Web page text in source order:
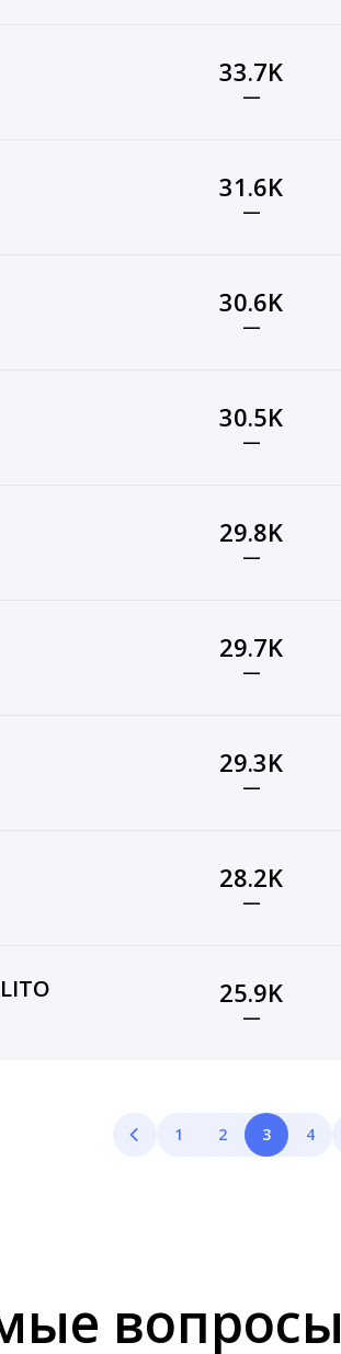
33.7K
—
31.6K
—
30.6K
—
30.5K
—
29.8K
—
29.7K
—
29.3K
—
28.2K
—
25.9K
—
1 2 3 4
вопросы